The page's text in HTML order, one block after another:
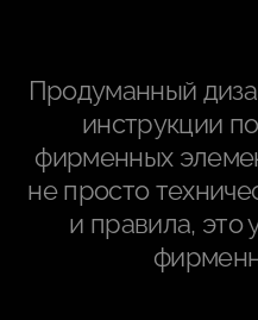
Продуманный
инструкции
фирменных
не просто
и правила, это